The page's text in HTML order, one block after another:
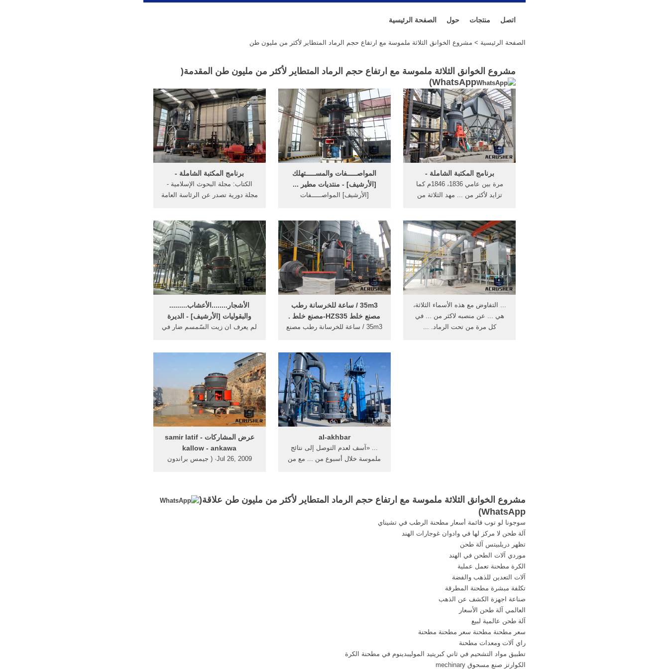
الصفحة الرئيسية حول منتجات اتصل
الصفحة الرئيسية > مشروع الخوانق الثلاثة ملموسة مع ارتفاع حجم الرماد المتطاير لأكثر من مليون طن
مشروع الخوانق الثلاثة ملموسة مع ارتفاع حجم الرماد المتطاير لأكثر من مليون طن المقدمة(
WhatsApp
)
برنامج المكتبة الشاملة -
الكتاب: مجلة البحوث الإسلامية -
مجلة دورية تصدر عن الرئاسة العامة
المواصـــــفات والمســـــتهلك
[الأرشيف] - منتديات مطير ...
[الأرشيف] المواصـــــفات
برنامج المكتبة الشاملة -
مرة بين عامي 1836، 1846م كما
تزايد لأكثر من ... مهد الثلاثة من
الأشجار........الأعشاب.........
والبقوليات [الأرشيف] - الديرة
لم يعرف ان زيت السّمسم ضار في
35m3 / ساعة للخرسانة رطب
مصنع خلط HZS35-مصنع خلط .
35m3 / ساعة للخرسانة رطب مصنع
مجموعة معرف المنتج:559277188
... التفاوض مع هذه الأسماء الثلاثة،
هي ... عن منصبه لاكثر من ... في
كل مرة من تحت الرماد. ...
عرض المشاركات - samir latif
kallow - ankawa
Jul 26, 2009· ( جيمس براندون
al-akhbar
... «آسف لعدم التوصل إلى نتائج
ملموسة خلال أسبوع من ... مع من
مشروع الخوانق الثلاثة ملموسة مع ارتفاع حجم الرماد المتطاير لأكثر من مليون طن علاقة(
WhatsApp
)
سوجونا لو توب قائمة أسعار مطحنة الرطب في تشيناي
آلة طحن لا مركز لها في وادوان غوجارات الهند
تظهر دريلبيتس آلة طحن
موردي آلات الطحن في الهند
الكرة مطحنة تعمل عملية
آلات التعدين للذهب والفضة
تكلفة مبشرة مطحنة المطرقة
صناعة اجهزة الكشف عن الذهب
العالمي آلة طحن الأسعار
آلة طحن عالمية لبيع
سعر مطحنة مطحنة سعر مطحنة مطحنة
راي آلات ومعدات مطحنة
تطبيق مواد التشحيم في ثاني كبريتيد الموليبدينوم في مطحنة الكرة
الكوارتز صنع مسحوق mechinary